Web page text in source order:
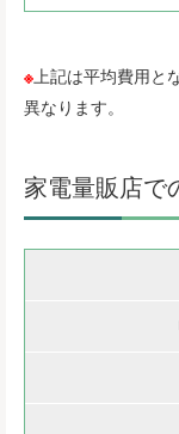
※上記は平均費用と
異なります。
家電量販店で